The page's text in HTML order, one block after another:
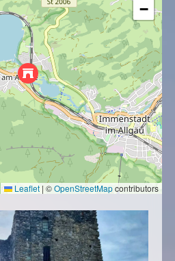
−
Leaflet | ©OpenStreetMapcontributors